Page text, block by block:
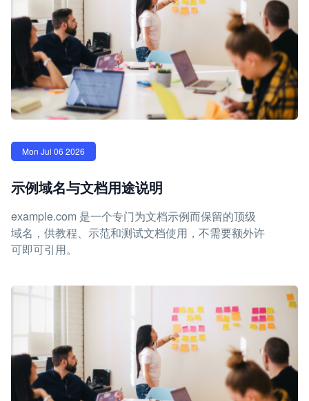
Mon Jul 06 2026
示例域名与文档用途说明
example.com 是一个专门为文档示例而保留的顶级
域名，供教程、示范和测试文档使用，不需要额外许
可即可引用。